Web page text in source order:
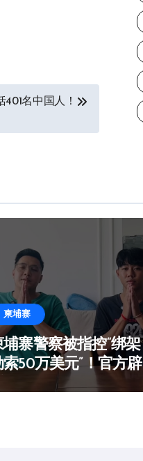
名中国人！
柬埔寨
埔寨警察被指控“绑架
索50万美元”！官方辟